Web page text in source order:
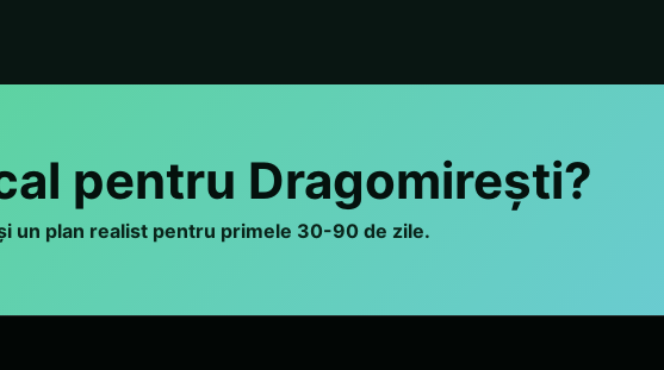
pentru Dragomirești?
un plan realist pentru primele 30-90 de zile.